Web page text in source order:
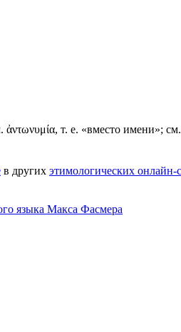
ἀντωνυμία, т. е. «вместо имени»;
в других этимологических онлайн-
языка Макса Фасмера